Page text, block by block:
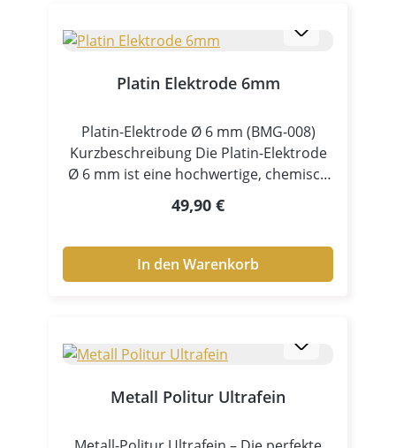
Platin Elektrode 6mm
Platin-Elektrode Ø 6 mm (BMG-008)
Kurzbeschreibung Die Platin-Elektrode
Ø 6 mm ist eine hochwertige, chemisch
äußerst beständige Elektrode aus Platin,
entwickelt für anspruchsvolle
hervorragende Beständigkeit gegenüber
aggressiven Elektrolyten und ihre
Galvanik, präzise
Oberflächenveredelung und
reproduzierbare Ergebnisse –
insbesondere dort, wo andere
Regulärer Preis:
49,90 €
In den Warenkorb
Metall Politur Ultrafein